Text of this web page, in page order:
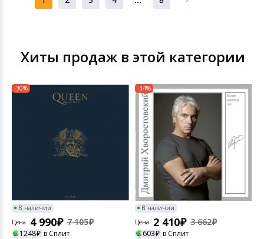
Хиты продаж в этой категории
-30%
В наличии
Цена
4 990 7 105
1248 в Сплит
-34%
В наличии
Цена
2 410 3 662
603 в Сплит